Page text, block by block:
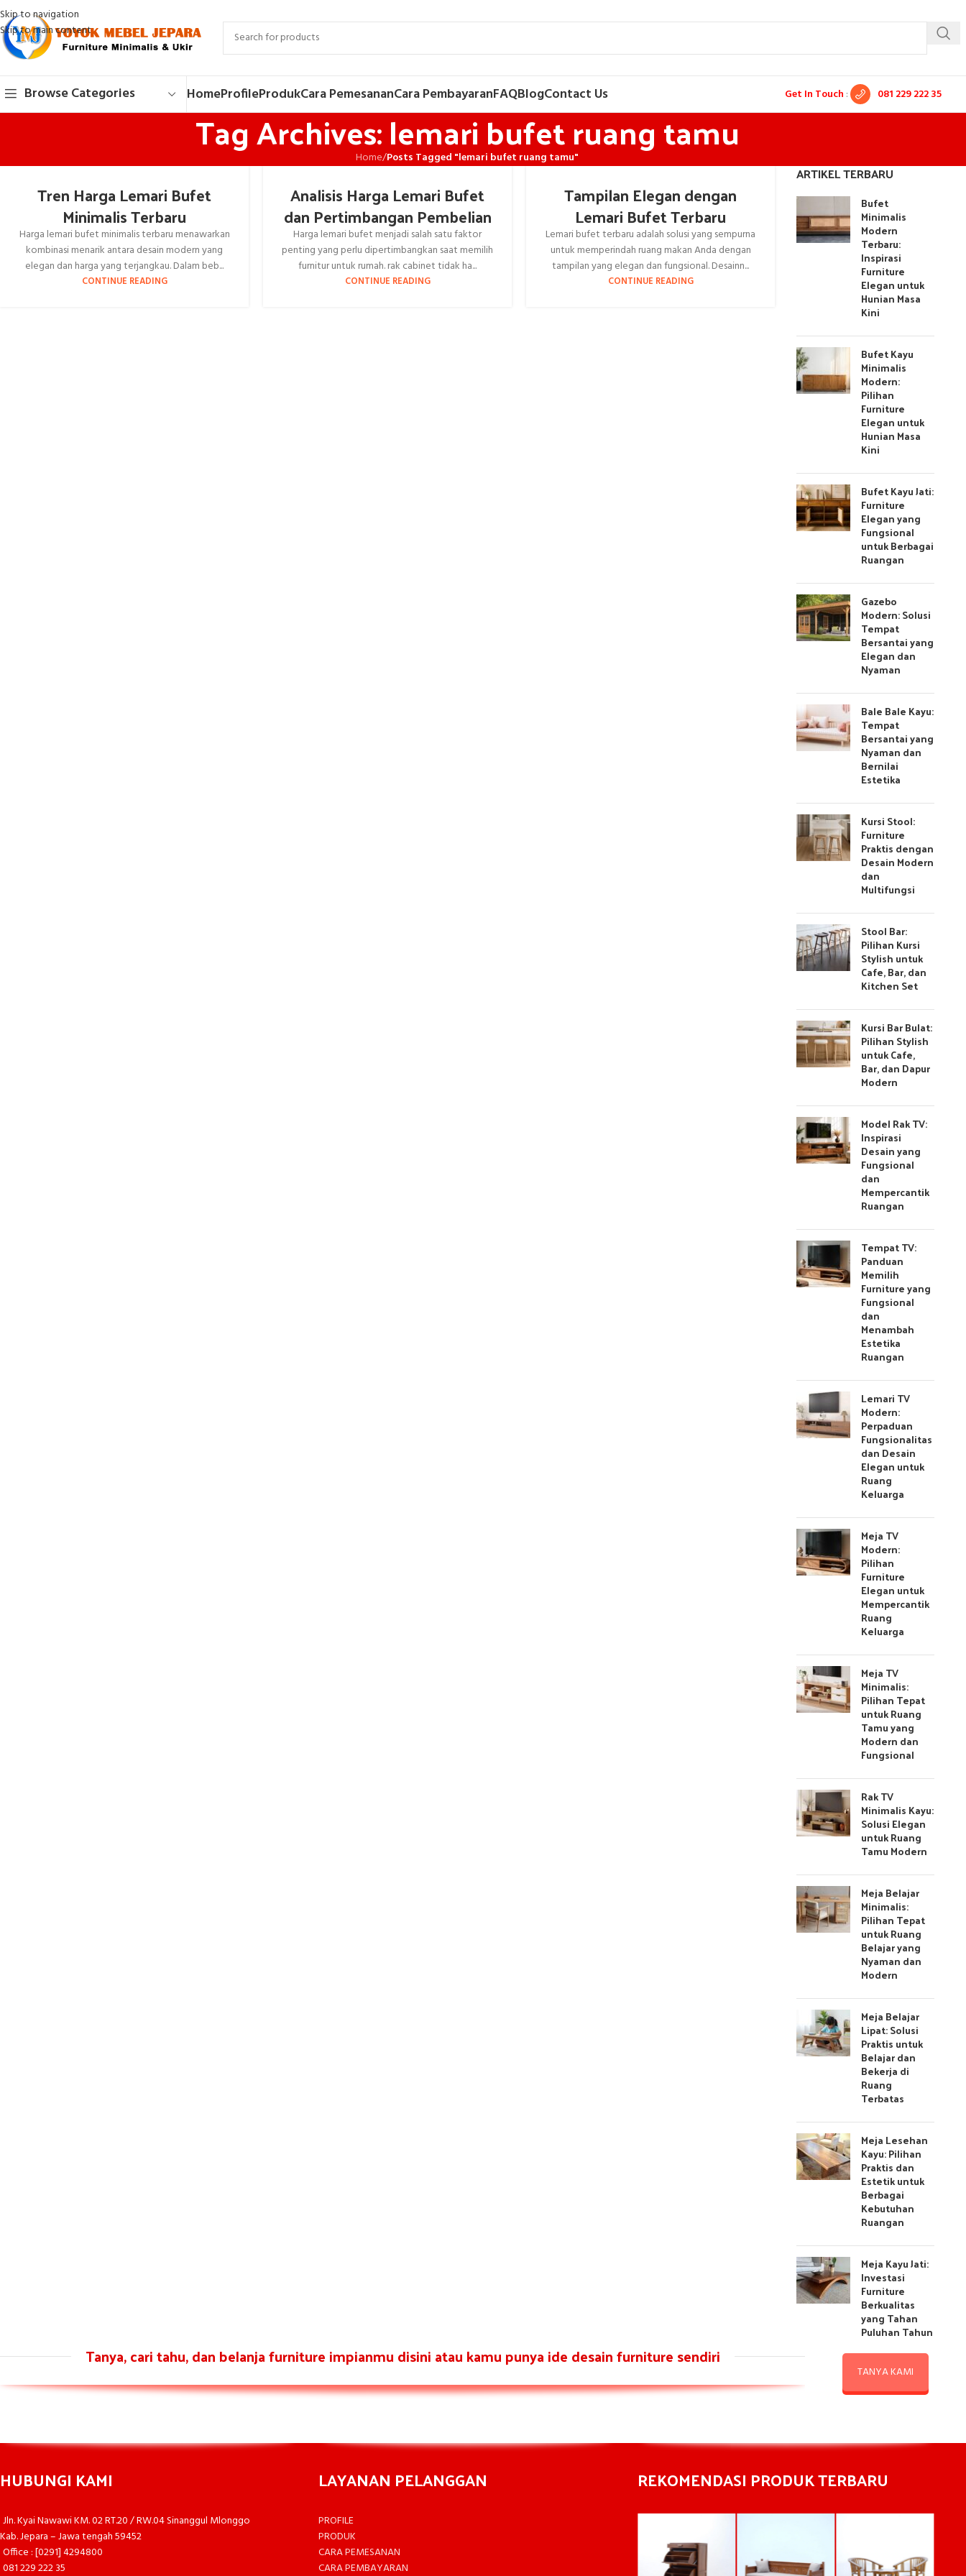
Skip to navigation
Skip to main content
Browse Categories HomeProfileProdukCara PemesananCara PembayaranFAQBlogContact Us Get In Touch : 081 229 222 35
Tag Archives: lemari bufet ruang tamu
Home/Posts Tagged "lemari bufet ruang tamu"
Tren Harga Lemari Bufet
Minimalis Terbaru
Harga lemari bufet minimalis terbaru menawarkan
kombinasi menarik antara desain modern yang
elegan dan harga yang terjangkau. Dalam beb...
CONTINUE READING
Analisis Harga Lemari Bufet
dan Pertimbangan Pembelian
Harga lemari bufet menjadi salah satu faktor
penting yang perlu dipertimbangkan saat memilih
furnitur untuk rumah. rak cabinet tidak ha...
CONTINUE READING
Tampilan Elegan dengan
Lemari Bufet Terbaru
Lemari bufet terbaru adalah solusi yang sempurna
untuk memperindah ruang makan Anda dengan
tampilan yang elegan dan fungsional. Desainn...
CONTINUE READING
ARTIKEL TERBARU
Bufet
Minimalis
Modern
Terbaru:
Inspirasi
Furniture
Elegan untuk
Hunian Masa
Kini
Bufet Kayu
Minimalis
Modern:
Pilihan
Furniture
Elegan untuk
Hunian Masa
Kini
Bufet Kayu Jati:
Furniture
Elegan yang
Fungsional
untuk Berbagai
Ruangan
Gazebo
Modern: Solusi
Tempat
Bersantai yang
Elegan dan
Nyaman
Bale Bale Kayu:
Tempat
Bersantai yang
Nyaman dan
Bernilai
Estetika
Kursi Stool:
Furniture
Praktis dengan
Desain Modern
dan
Multifungsi
Stool Bar:
Pilihan Kursi
Stylish untuk
Cafe, Bar, dan
Kitchen Set
Kursi Bar Bulat:
Pilihan Stylish
untuk Cafe,
Bar, dan Dapur
Modern
Model Rak TV:
Inspirasi
Desain yang
Fungsional
dan
Mempercantik
Ruangan
Tempat TV:
Panduan
Memilih
Furniture yang
Fungsional
dan
Menambah
Estetika
Ruangan
Lemari TV
Modern:
Perpaduan
Fungsionalitas
dan Desain
Elegan untuk
Ruang
Keluarga
Meja TV
Modern:
Pilihan
Furniture
Elegan untuk
Mempercantik
Ruang
Keluarga
Meja TV
Minimalis:
Pilihan Tepat
untuk Ruang
Tamu yang
Modern dan
Fungsional
Rak TV
Minimalis Kayu:
Solusi Elegan
untuk Ruang
Tamu Modern
Meja Belajar
Minimalis:
Pilihan Tepat
untuk Ruang
Belajar yang
Nyaman dan
Modern
Meja Belajar
Lipat: Solusi
Praktis untuk
Belajar dan
Bekerja di
Ruang
Terbatas
Meja Lesehan
Kayu: Pilihan
Praktis dan
Estetik untuk
Berbagai
Kebutuhan
Ruangan
Meja Kayu Jati:
Investasi
Furniture
Berkualitas
yang Tahan
Puluhan Tahun
Tanya, cari tahu, dan belanja furniture impianmu disini atau kamu punya ide desain furniture sendiri
TANYA KAMI
HUBUNGI KAMI
Jln. Kyai Nawawi KM. 02 RT.20 / RW.04 Sinanggul Mlonggo
Kab. Jepara – Jawa tengah 59452
Office : [0291] 4294800
081 229 222 35
LAYANAN PELANGGAN
PROFILE
PRODUK
CARA PEMESANAN
CARA PEMBAYARAN
REKOMENDASI PRODUK TERBARU